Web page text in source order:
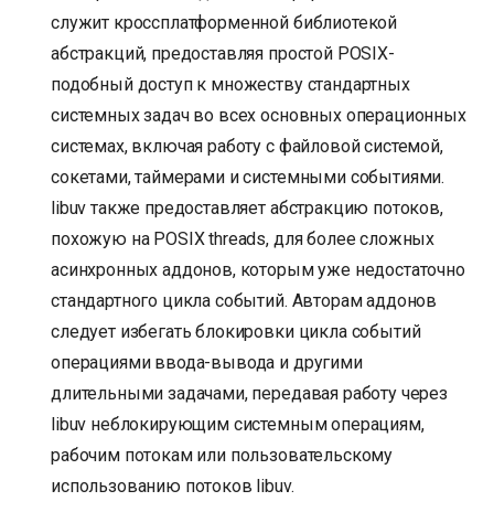
служит кроссплатформенной библиотекой
абстракций, предоставляя простой POSIX-
подобный доступ к множеству стандартных
системных задач во всех основных операционных
системах, включая работу с файловой системой,
сокетами, таймерами и системными событиями.
libuv также предоставляет абстракцию потоков,
похожую на POSIX threads, для более сложных
асинхронных аддонов, которым уже недостаточно
стандартного цикла событий. Авторам аддонов
следует избегать блокировки цикла событий
операциями ввода-вывода и другими
длительными задачами, передавая работу через
libuv неблокирующим системным операциям,
рабочим потокам или пользовательскому
использованию потоков libuv.